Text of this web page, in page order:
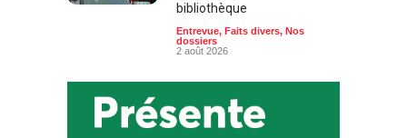
bibliothèque
Entrevue, Faits divers, Nos
dossiers
2 août 2026